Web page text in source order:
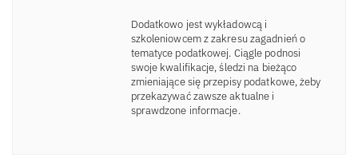
Dodatkowo jest wykładowcą i
szkoleniowcem z zakresu zagadnień o
tematyce podatkowej. Ciągle podnosi
swoje kwalifikacje, śledzi na bieżąco
zmieniające się przepisy podatkowe, żeby
przekazywać zawsze aktualne i
sprawdzone informacje.